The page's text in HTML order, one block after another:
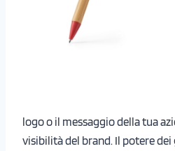
logo o il messaggio della tua
visibilità del brand. Il potere